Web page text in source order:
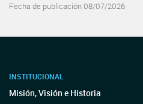
Fecha de publicación 08/07/2026
INSTITUCIONAL
Misión, Visión e Historia